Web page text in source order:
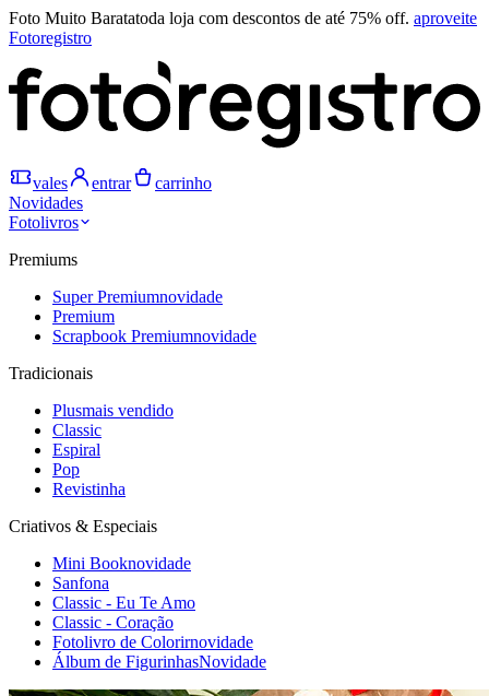
Foto Muito Baratatoda loja com descontos de até 75% off. aproveite
Fotoregistro
vales entrar
carrinho
Novidades
Fotolivros
Premiums
Super Premiumnovidade
Premium
Scrapbook Premiumnovidade
Tradicionais
Plusmais vendido
Classic
Espiral
Pop
Revistinha
Criativos & Especiais
Mini Booknovidade
Sanfona
Classic - Eu Te Amo
Classic - Coração
Fotolivro de Colorirnovidade
Álbum de FigurinhasNovidade